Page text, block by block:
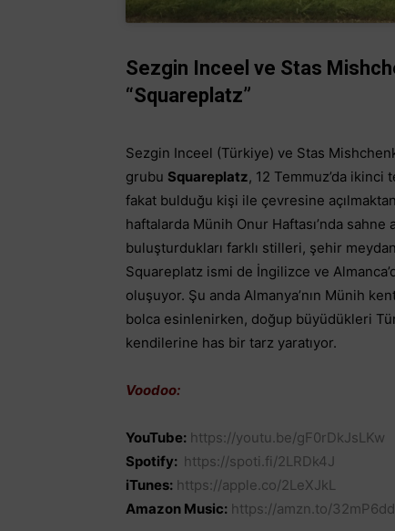
Sezgin Inceel ve Stas
“Squareplatz”
Sezgin Inceel (Türkiye) ve Stas
grubu Squareplatz, 12 Temmuz’da ikinci
fakat bulduğu kişi ile çevresine
haftalarda Münih Onur Haftası’nda
buluşturdukları farklı stilleri, şehir
Squareplatz ismi de İngilizce ve
oluşuyor. Şu anda Almanya’nın Münih
bolca esinlenirken, doğup büyüdükleri
kendilerine has bir tarz yaratıyor.
Voodoo:
YouTube: https://youtu.be/gF0rDkJsLKw
Spotify: https://spoti.fi/2LRDk4J
iTunes: https://apple.co/2LeXJkL
Amazon Music: https://amzn.to/32mP6dd